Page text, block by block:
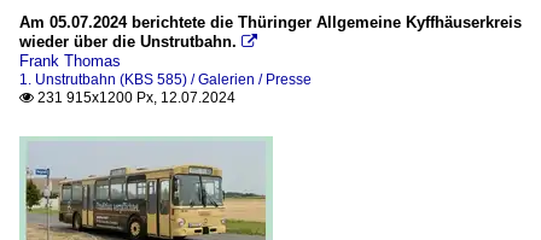
Am 05.07.2024 berichtete die Thüringer Allgemeine Kyffhäuserkreis
wieder über die Unstrutbahn. 
Frank Thomas
1. Unstrutbahn (KBS 585) / Galerien / Presse
 231 915x1200 Px, 12.07.2024